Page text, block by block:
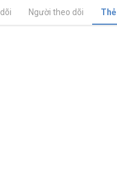
Người theo dõi Thẻ